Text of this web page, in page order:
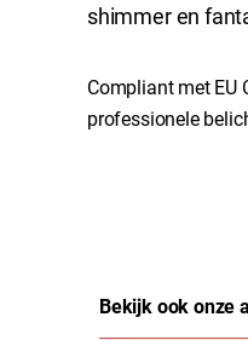
shimmer en
Compliant met EU
professionele
Bekijk ook onze